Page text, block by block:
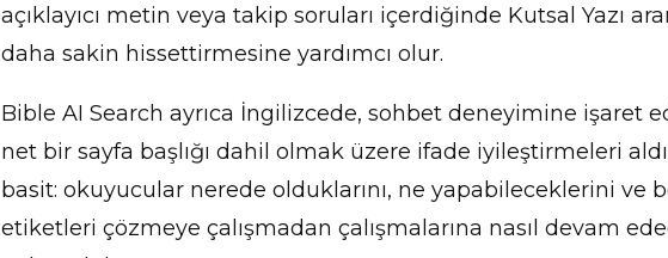
açıklayıcı metin veya takip soruları içerdiğinde Kutsal Yazı
daha sakin hissettirmesine yardımcı olur.
Bible AI Search ayrıca İngilizcede, sohbet deneyimine işaret
net bir sayfa başlığı dahil olmak üzere ifade iyileştirmeleri
basit: okuyucular nerede olduklarını, ne yapabileceklerini ve
etiketleri çözmeye çalışmadan çalışmalarına nasıl devam